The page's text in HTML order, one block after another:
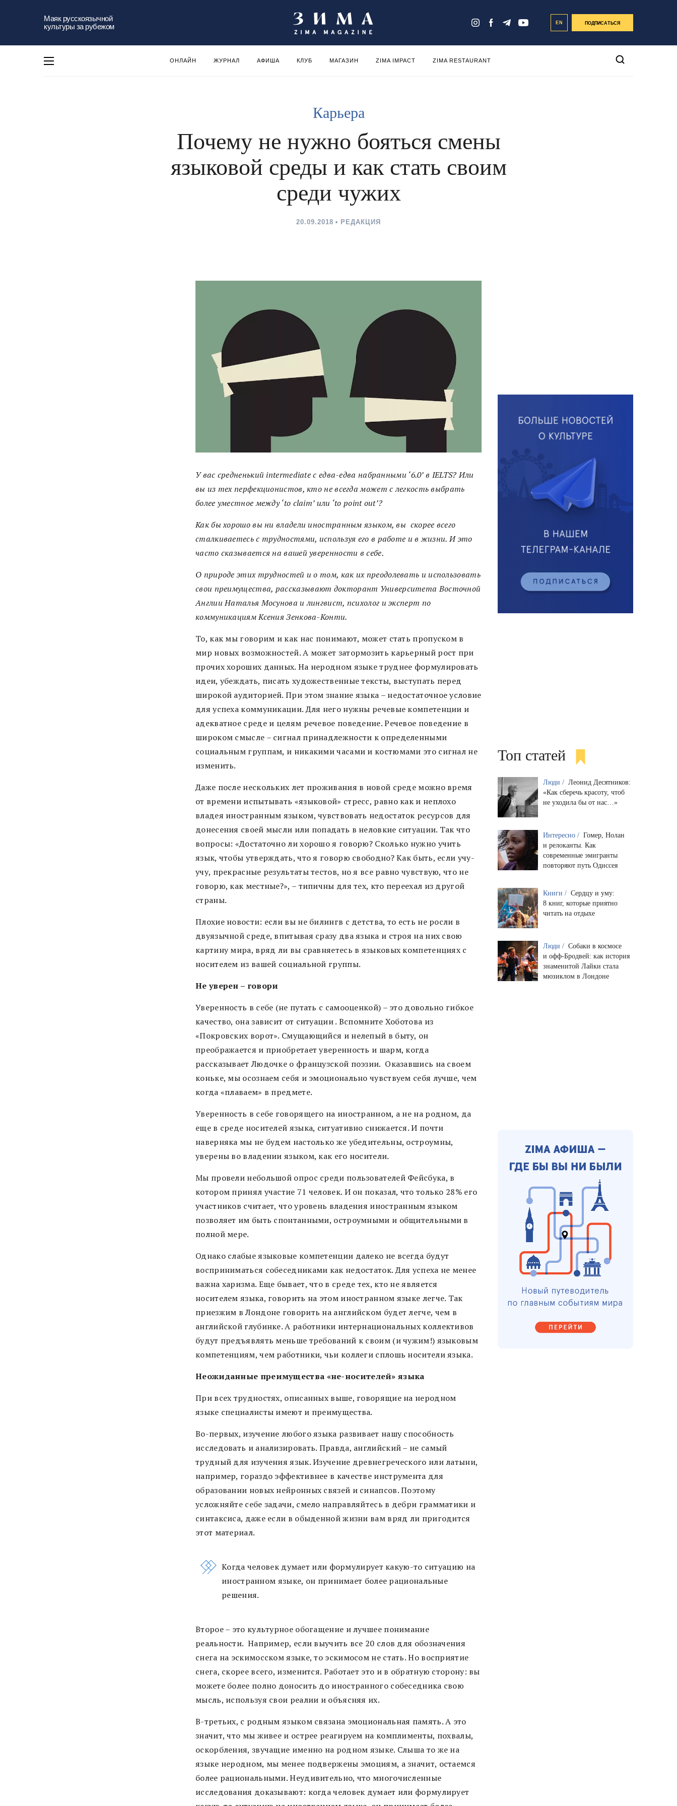
Маяк русскоязычной
культуры за рубежом
EN ПОДПИСАТЬСЯ
ОНЛАЙН ЖУРНАЛ АФИША КЛУБ МАГАЗИН ZIMA IMPACT ZIMA RESTAURANT
Карьера
Почему не нужно бояться смены
языковой среды и как стать своим
среди чужих
20.09.2018 РЕДАКЦИЯ
У вас средненький intermediate с едва-едва набранными ‘6.0’ в IELTS? Или
вы из тех перфекционистов, кто не всегда может с легкость выбрать
более уместное между ‘to claim’ или ‘to point out’?
Как бы хорошо вы ни владели иностранным языком, вы скорее всего
сталкиваетесь с трудностями, используя его в работе и в жизни. И это
часто сказывается на вашей уверенности в себе.
О природе этих трудностей и о том, как их преодолевать и использовать
свои преимущества, рассказывают докторант Университета Восточной
Англии Наталья Мосунова и лингвист, психолог и эксперт по
коммуникациям Ксения Зенкова-Конти.
То, как мы говорим и как нас понимают, может стать пропуском в
мир новых возможностей. А может затормозить карьерный рост при
прочих хороших данных. На неродном языке труднее формулировать
идеи, убеждать, писать художественные тексты, выступать перед
широкой аудиторией. При этом знание языка – недостаточное условие
для успеха коммуникации. Для него нужны речевые компетенции и
адекватное среде и целям речевое поведение. Речевое поведение в
широком смысле – сигнал принадлежности к определенными
социальным группам, и никакими часами и костюмами это сигнал не
изменить.
Даже после нескольких лет проживания в новой среде можно время
от времени испытывать «языковой» стресс, равно как и неплохо
владея иностранным языком, чувствовать недостаток ресурсов для
донесения своей мысли или попадать в неловкие ситуации. Так что
вопросы: «Достаточно ли хорошо я говорю? Сколько нужно учить
язык, чтобы утверждать, что я говорю свободно? Как быть, если учу-
учу, прекрасные результаты тестов, но я все равно чувствую, что не
говорю, как местные?», – типичны для тех, кто переехал из другой
страны.
Плохие новости: если вы не билингв с детства, то есть не росли в
двуязычной среде, впитывая сразу два языка и строя на них свою
картину мира, вряд ли вы сравняетесь в языковых компетенциях с
носителем из вашей социальной группы.
Не уверен – говори
Уверенность в себе (не путать с самооценкой) – это довольно гибкое
качество, она зависит от ситуации . Вспомните Хоботова из
«Покровских ворот». Смущающийся и нелепый в быту, он
преображается и приобретает уверенность и шарм, когда
рассказывает Людочке о французской поэзии. Оказавшись на своем
коньке, мы осознаем себя и эмоционально чувствуем себя лучше, чем
когда «плаваем» в предмете.
Уверенность в себе говорящего на иностранном, а не на родном, да
еще в среде носителей языка, ситуативно снижается. И почти
наверняка мы не будем настолько же убедительны, остроумны,
уверены во владении языком, как его носители.
Мы провели небольшой опрос среди пользователей Фейсбука, в
котором принял участие 71 человек. И он показал, что только 28% его
участников считает, что уровень владения иностранным языком
позволяет им быть спонтанными, остроумными и общительными в
полной мере.
Однако слабые языковые компетенции далеко не всегда будут
восприниматься собеседниками как недостаток. Для успеха не менее
важна харизма. Еще бывает, что в среде тех, кто не является
носителем языка, говорить на этом иностранном языке легче. Так
приезжим в Лондоне говорить на английском будет легче, чем в
английской глубинке. А работники интернациональных коллективов
будут предъявлять меньше требований к своим (и чужим!) языковым
компетенциям, чем работники, чьи коллеги сплошь носители языка.
Неожиданные преимущества «не-носителей» языка
При всех трудностях, описанных выше, говорящие на неродном
языке специалисты имеют и преимущества.
Во-первых, изучение любого языка развивает нашу способность
исследовать и анализировать. Правда, английский – не самый
трудный для изучения язык. Изучение древнегреческого или латыни,
например, гораздо эффективнее в качестве инструмента для
образовании новых нейронных связей и синапсов. Поэтому
усложняйте себе задачи, смело направляйтесь в дебри грамматики и
синтаксиса, даже если в обыденной жизни вам вряд ли пригодится
этот материал.
Когда человек думает или формулирует какую-то ситуацию на
иностранном языке, он принимает более рациональные
решения.
Второе – это культурное обогащение и лучшее понимание
реальности. Например, если выучить все 20 слов для обозначения
снега на эскимосском языке, то эскимосом не стать. Но восприятие
снега, скорее всего, изменится. Работает это и в обратную сторону: вы
можете более полно доносить до иностранного собеседника свою
мысль, используя свои реалии и объясняя их.
В-третьих, с родным языком связана эмоциональная память. А это
значит, что мы живее и острее реагируем на комплименты, похвалы,
оскорбления, звучащие именно на родном языке. Слыша то же на
языке неродном, мы менее подвержены эмоциям, а значит, остаемся
более рациональными. Неудивительно, что многочисленные
исследования доказывают: когда человек думает или формулирует
Топ статей
Люди / Леонид Десятников:
«Как сберечь красоту, чтоб
не уходила бы от нас…»
Интересно / Гомер, Нолан
и релоканты. Как
современные эмигранты
повторяют путь Одиссея
Книги / Сердцу и уму:
8 книг, которые приятно
читать на отдыхе
Люди / Собаки в космосе
и офф-Бродвей: как история
знаменитой Лайки стала
мюзиклом в Лондоне